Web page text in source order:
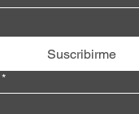
Suscribirme
*